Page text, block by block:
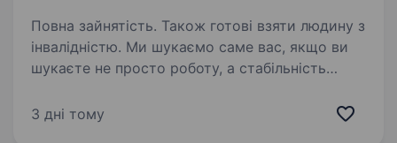
Повна зайнятість. Також готові взяти людину з
інвалідністю. Ми шукаємо саме вас, якщо ви
шукаєте не просто роботу, а стабільність
для праці та розвитку. Функціональні
3 дні тому